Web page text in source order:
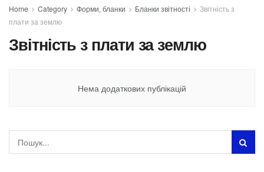
Home Category Форми, бланки Бланки звітності
Звітність з
плати за землю
Звітність з плати за землю
Нема додаткових публікацій